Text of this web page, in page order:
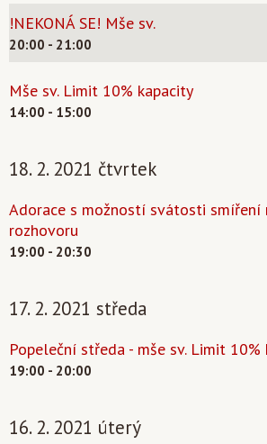
!NEKONÁ SE! Mše sv.
20:00 - 21:00
Mše sv. Limit 10% kapacity
14:00 - 15:00
18. 2. 2021 čtvrtek
Adorace s možností svátosti smíření
rozhovoru
19:00 - 20:30
17. 2. 2021 středa
Popeleční středa - mše sv. Limit 10%
19:00 - 20:00
16. 2. 2021 úterý